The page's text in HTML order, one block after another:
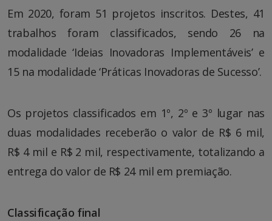
Em 2020, foram 51 projetos inscritos. Destes, 41
trabalhos foram classificados, sendo 26 na
modalidade ‘Ideias Inovadoras Implementáveis’ e
15 na modalidade ‘Práticas Inovadoras de Sucesso’.
Os projetos classificados em 1º, 2º e 3º lugar nas
duas modalidades receberão o valor de R$ 6 mil,
R$ 4 mil e R$ 2 mil, respectivamente, totalizando a
entrega do valor de R$ 24 mil em premiação.
Classificação final